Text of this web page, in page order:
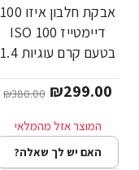
-21%
אבקת חלבון איזו 100
דיימטייז ISO 100
בטעם קרם עוגיות 1.4
Dymatize Nutrition
₪299.00
₪380.00
האם יש לך שאלה?